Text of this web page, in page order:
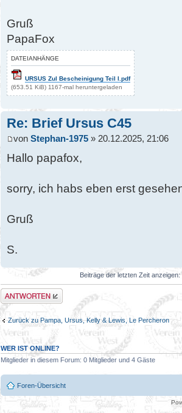
Gruß
PapaFox
DATEIANHÄNGE
URSUS Zul Bescheinigung Teil I.pdf
(653.51 KiB) 1167-mal heruntergeladen
Re: Brief Ursus C45
von Stephan-1975 » 20.12.2025, 21:06
Hallo papafox,
sorry, ich habs eben erst
Gruß
S.
Beiträge der letzten Zeit anzeigen:
Antwort erstellen
Zurück zu Pampa, Ursus, Kelly & Lewis, Le Percheron
WER IST ONLINE?
Mitglieder in diesem Forum: 0 Mitglieder und 4 Gäste
Foren-Übersicht